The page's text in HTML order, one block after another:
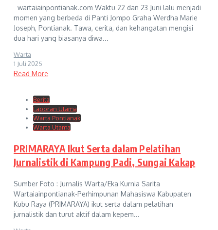
wartaiainpontianak.com Waktu 22 dan 23 Juni lalu menjadi
momen yang berbeda di Panti Jompo Graha Werdha Marie
Joseph, Pontianak. Tawa, cerita, dan kehangatan mengisi
dua hari yang biasanya diwa...
Warta
1 Juli 2025
Read More
Berita
Laporan Utama
Warta Pontianak
Warta Utama
PRIMARAYA Ikut Serta dalam Pelatihan
Jurnalistik di Kampung Padi, Sungai Kakap
Sumber Foto : Jurnalis Warta/Eka Kurnia Sarita
Wartaiainpontianak-Perhimpunan Mahasiswa Kabupaten
Kubu Raya (PRIMARAYA) ikut serta dalam pelatihan
jurnalistik dan turut aktif dalam kepem...